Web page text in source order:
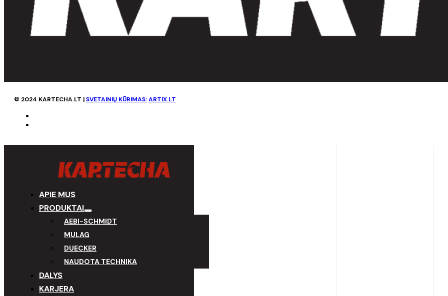
© 2024 KARTECHA.LT |SVETAINIŲ KŪRIMAS:ARTIX.LT
APIE MUS
PRODUKTAI
AEBI-SCHMIDT
MULAG
DUECKER
NAUDOTA TECHNIKA
DALYS
KARJERA